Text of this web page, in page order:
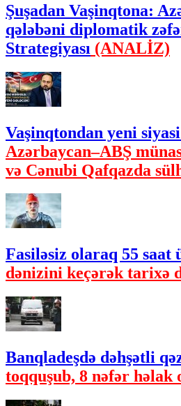
Şuşadan Vaşinqtona:
qələbəni diplomatik
Strategiyası (ANALİZ)
Vaşinqtondan yeni
Azərbaycan–ABŞ
və Cənubi Qafqazda
Fasiləsiz olaraq 55 saat
dənizini keçərək tarixə
Banqladeşdə dəhşətli
toqquşub, 8 nəfər həlak